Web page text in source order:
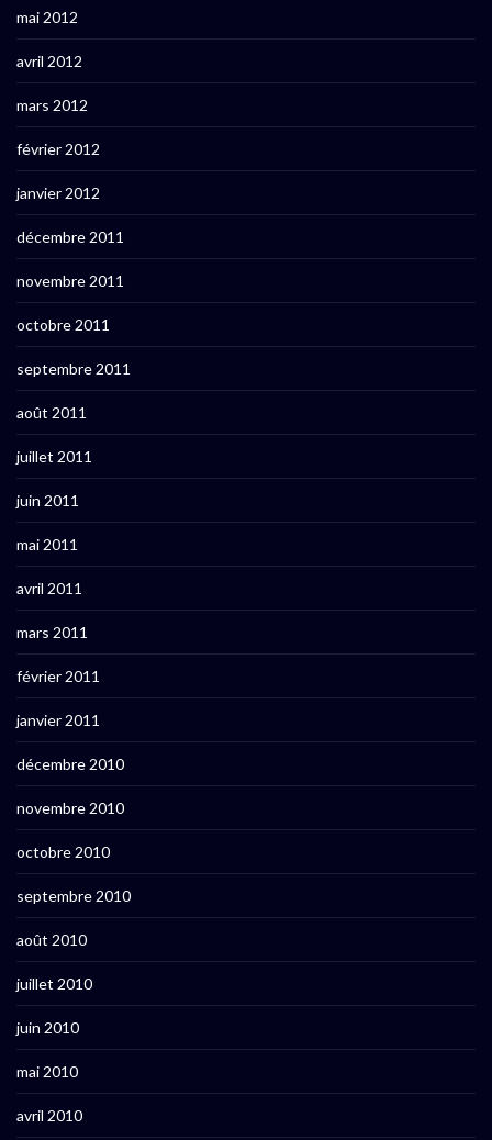
mai 2012
avril 2012
mars 2012
février 2012
janvier 2012
décembre 2011
novembre 2011
octobre 2011
septembre 2011
août 2011
juillet 2011
juin 2011
mai 2011
avril 2011
mars 2011
février 2011
janvier 2011
décembre 2010
novembre 2010
octobre 2010
septembre 2010
août 2010
juillet 2010
juin 2010
mai 2010
avril 2010